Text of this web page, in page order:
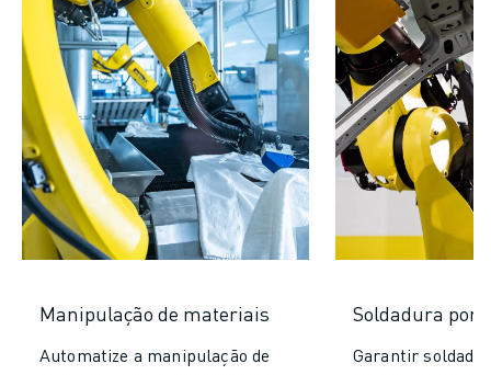
Manipulação de materiais
Automatize a manipulação de
Soldadura por
Garantir